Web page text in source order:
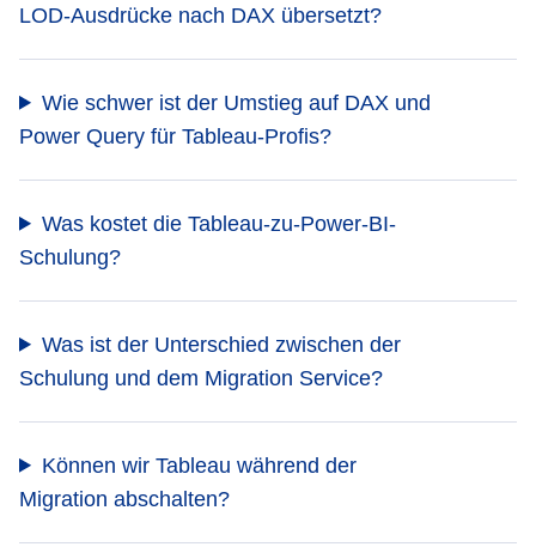
LOD-Ausdrücke nach DAX übersetzt?
Wie schwer ist der Umstieg auf DAX und
Power Query für Tableau-Profis?
Was kostet die Tableau-zu-Power-BI-
Schulung?
Was ist der Unterschied zwischen der
Schulung und dem Migration Service?
Können wir Tableau während der
Migration abschalten?